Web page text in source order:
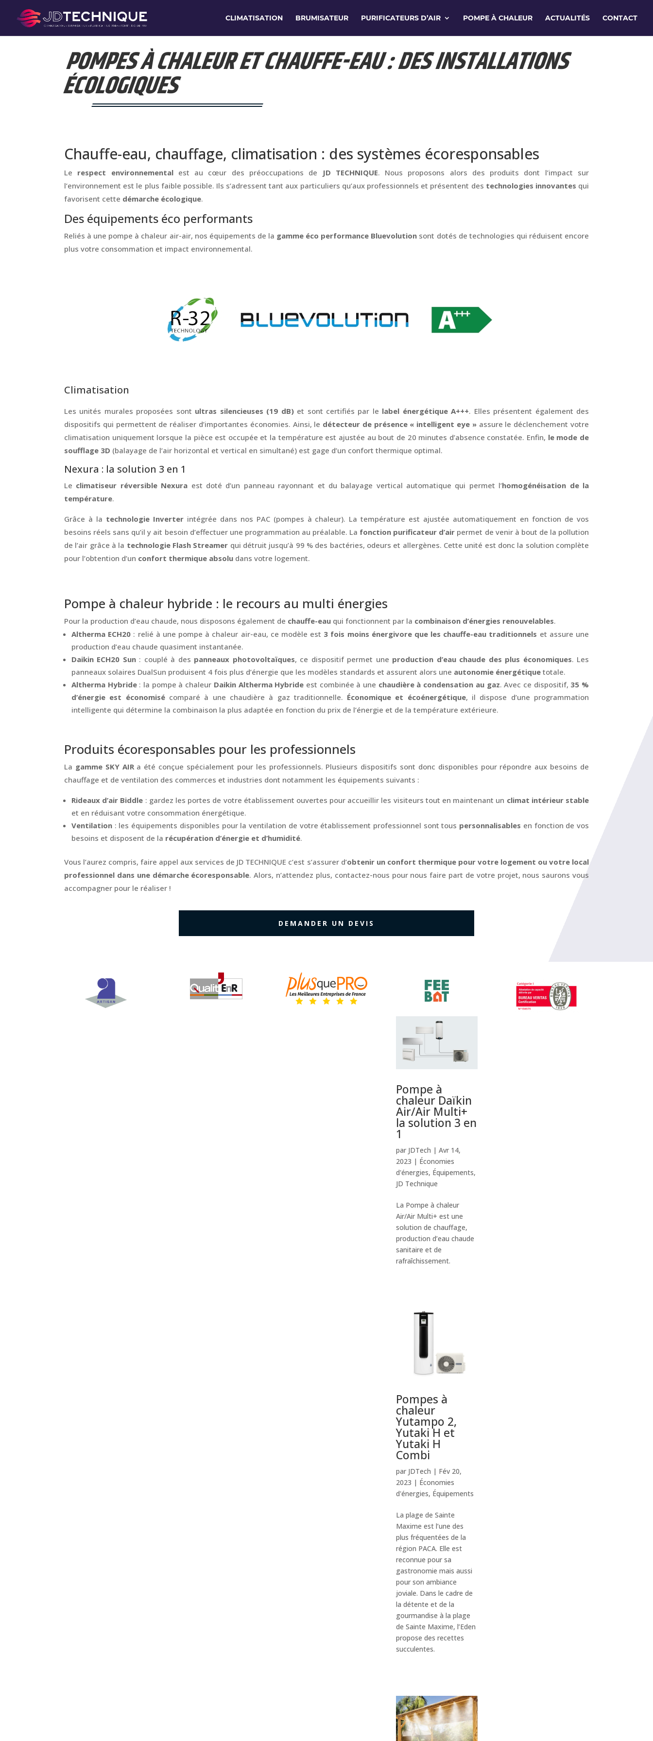
CLIMATISATION BRUMISATEUR PURIFICATEURS D’AIR POMPE À CHALEUR ACTUALITÉS CONTACT
POMPES À CHALEUR ET CHAUFFE-EAU : DES INSTALLATIONS
ÉCOLOGIQUES
Chauffe-eau, chauffage, climatisation : des systèmes écoresponsables
Le respect environnementalest au cœur des préoccupations de JD TECHNIQUE. Nous proposons alors des produits dont l’impact sur
l’environnement est le plus faible possible. Ils s’adressent tant aux particuliers qu’aux professionnels et présentent des technologies innovantes qui
favorisent cette démarche écologique.
Des équipements éco performants
Reliés à une pompe à chaleur air-air, nos équipements de la gamme éco performance Bluevolution sont dotés de technologies qui réduisent encore
plus votre consommation et impact environnemental.
Climatisation
Les unités murales proposées sont ultras silencieuses (19 dB)et sont certifiés par le label énergétique A+++. Elles présentent également des
dispositifs qui permettent de réaliser d’importantes économies. Ainsi, le détecteur de présence « intelligent eye »assure le déclenchement votre
climatisation uniquement lorsque la pièce est occupée et la température est ajustée au bout de 20 minutes d’absence constatée. Enfin, le mode de
soufflage 3D (balayage de l’air horizontal et vertical en simultané) est gage d’un confort thermique optimal.
Nexura : la solution 3 en 1
Le climatiseur réversible Nexura est doté d’un panneau rayonnant et du balayage vertical automatique qui permet l’homogénéisation de la
température.
Grâce à la technologie Inverterintégrée dans nos PAC (pompes à chaleur). La température est ajustée automatiquement en fonction de vos
besoins réels sans qu’il y ait besoin d’effectuer une programmation au préalable. La fonction purificateur d’air permet de venir à bout de la pollution
de l’air grâce à la technologie Flash Streamer qui détruit jusqu’à 99 % des bactéries, odeurs et allergènes. Cette unité est donc la solution complète
pour l’obtention d’un confort thermique absolu dans votre logement.
Pompe à chaleur hybride : le recours au multi énergies
Pour la production d’eau chaude, nous disposons également de chauffe-eau qui fonctionnent par la combinaison d’énergies renouvelables.
Altherma ECH20 : relié à une pompe à chaleur air-eau, ce modèle est 3 fois moins énergivore que les chauffe-eau traditionnels et assure une
production d’eau chaude quasiment instantanée.
Daikin ECH20 Sun: couplé à des panneaux photovoltaïques, ce dispositif permet une production d’eau chaude des plus économiques. Les
panneaux solaires DualSun produisent 4 fois plus d’énergie que les modèles standards et assurent alors une autonomie énergétique totale.
Altherma Hybride: la pompe à chaleur Daikin Altherma Hybride est combinée à une chaudière à condensation au gaz. Avec ce dispositif, 35 %
d’énergie est économisécomparé à une chaudière à gaz traditionnelle. Économique et écoénergétique, il dispose d’une programmation
intelligente qui détermine la combinaison la plus adaptée en fonction du prix de l’énergie et de la température extérieure.
Produits écoresponsables pour les professionnels
La gamme SKY AIRa été conçue spécialement pour les professionnels. Plusieurs dispositifs sont donc disponibles pour répondre aux besoins de
chauffage et de ventilation des commerces et industries dont notamment les équipements suivants :
Rideaux d’air Biddle : gardez les portes de votre établissement ouvertes pour accueillir les visiteurs tout en maintenant un climat intérieur stable
et en réduisant votre consommation énergétique.
Ventilation : les équipements disponibles pour la ventilation de votre établissement professionnel sont tous personnalisables en fonction de vos
besoins et disposent de la récupération d’énergie et d’humidité.
Vous l’aurez compris, faire appel aux services de JD TECHNIQUE c’est s’assurer d’obtenir un confort thermique pour votre logement ou votre local
professionnel dans une démarche écoresponsable. Alors, n’attendez plus, contactez-nous pour nous faire part de votre projet, nous saurons vous
accompagner pour le réaliser !
DEMANDER UN DEVIS
Pompe à
chaleur Daïkin
Air/Air Multi+
la solution 3 en
1
par JDTech | Avr 14,
2023 | Économies
d'énergies, Équipements,
JD Technique
La Pompe à chaleur
Air/Air Multi+ est une
solution de chauffage,
production d’eau chaude
sanitaire et de
rafraîchissement.
Pompes à
chaleur
Yutampo 2,
Yutaki H et
Yutaki H
Combi
par JDTech | Fév 20,
2023 | Économies
d'énergies, Équipements
La plage de Sainte
Maxime est l’une des
plus fréquentées de la
région PACA. Elle est
reconnue pour sa
gastronomie mais aussi
pour son ambiance
joviale. Dans le cadre de
la détente et de la
gourmandise à la plage
de Sainte Maxime, l’Eden
propose des recettes
succulentes.